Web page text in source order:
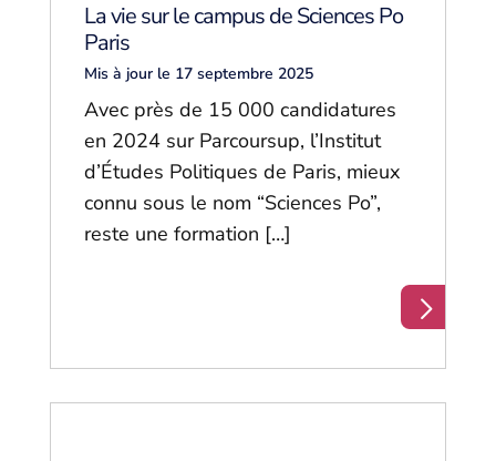
La vie sur le campus de Sciences Po
Paris
Mis à jour le 17 septembre 2025
Avec près de 15 000 candidatures
en 2024 sur Parcoursup, l’Institut
d’Études Politiques de Paris, mieux
connu sous le nom “Sciences Po”,
reste une formation […]